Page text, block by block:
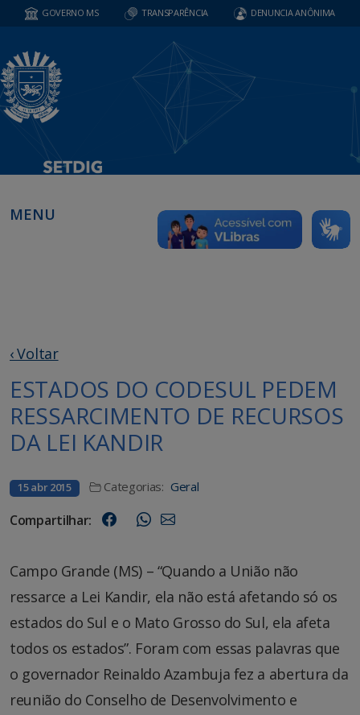
GOVERNO MS TRANSPARÊNCIA DENUNCIA ANÔNIMA
MENU
‹ Voltar
ESTADOS DO CODESUL PEDEM
RESSARCIMENTO DE RECURSOS
DA LEI KANDIR
15 abr 2015 Categorias: Geral
Compartilhar:
Campo Grande (MS) – “Quando a União não
ressarce a Lei Kandir, ela não está afetando só os
estados do Sul e o Mato Grosso do Sul, ela afeta
todos os estados”. Foram com essas palavras que
o governador Reinaldo Azambuja fez a abertura da
reunião do Conselho de Desenvolvimento e